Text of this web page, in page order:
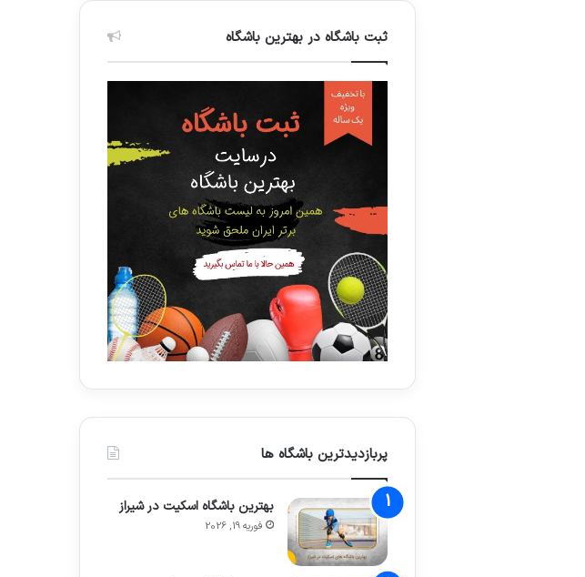
ثبت باشگاه در بهترین باشگاه
پربازدیدترین باشگاه ها
بهترین باشگاه اسکیت در شیراز
فوریه 19, 2026